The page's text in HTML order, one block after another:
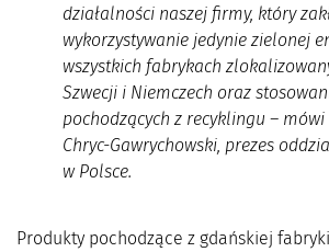
działalności naszej firmy, który
wykorzystywanie jedynie zielonej
wszystkich fabrykach
Szwecji i Niemczech oraz
pochodzących z recyklingu – mówi
Chryc-Gawrychowski, prezes
w Polsce.
Produkty pochodzące z gdańskiej